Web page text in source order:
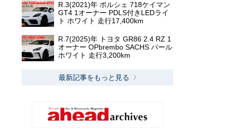
R.3(2021)年 ポルシェ 718ケイマン
GT4 1オーナー PDLS付きLEDライ
ト ホワイト 走行17,400km
R.7(2025)年 トヨタ GR86 2.4 RZ 1
オーナー OPbrembo SACHS パール
ホワイト 走行3,200km
最新記事をもっと見る